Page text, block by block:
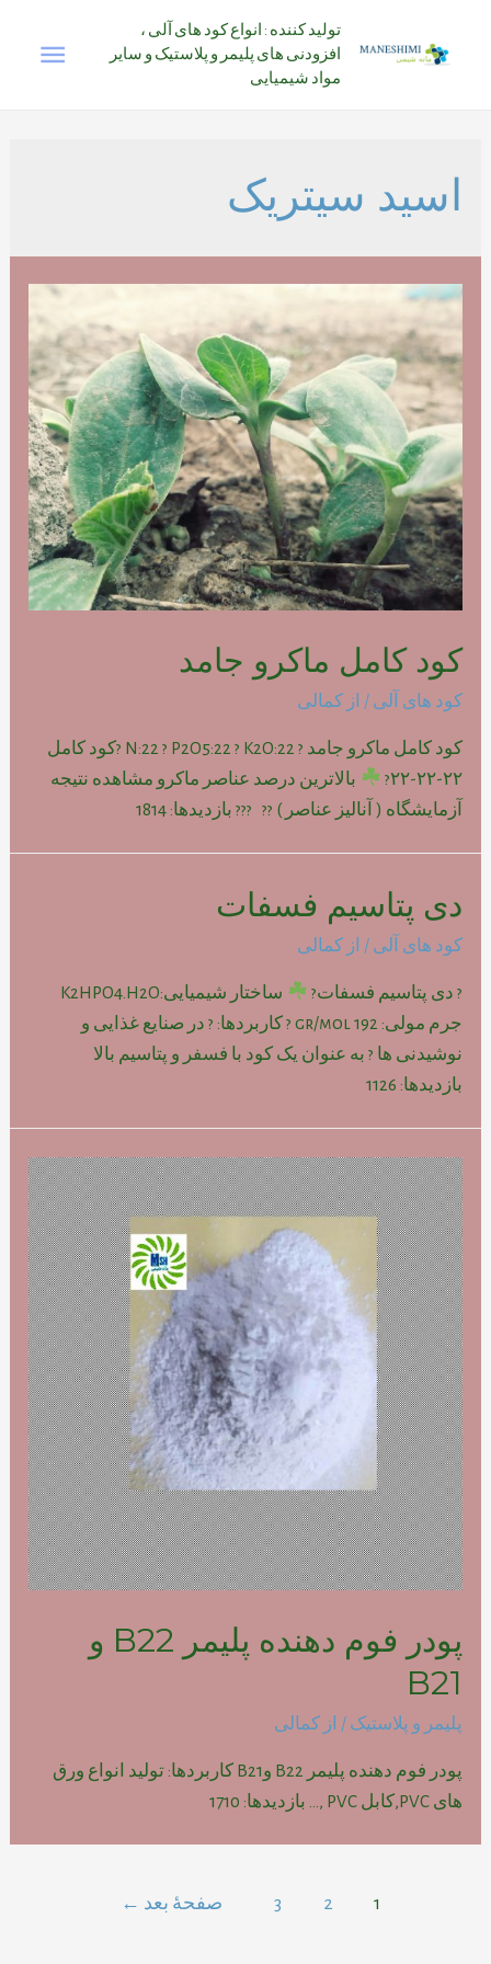
تولید کننده : انواع کود های آلی ،
افزودنی های پلیمر و پلاستیک و سایر
مواد شیمیایی
اسید سیتریک
کود کامل ماکرو جامد
کود های آلی / از کمالی
کود کامل ماکرو جامد ? N:22 ? P2O5:22 ? K2O:22 ?کود کامل
۲۲-۲۲-۲۲?
بالاترین درصد عناصر ماکرو مشاهده نتیجه
آزمایشگاه ( آنالیز عناصر ) ?? ??? بازدیدها: 1814
دی پتاسیم فسفات
کود های آلی / از کمالی
? دی پتاسیم فسفات?
ساختار شیمیایی:K2HPO4.H2O
جرم مولی: gr/mol 192 ? کاربردها: ? در صنایع غذایی و
نوشیدنی ها ? به عنوان یک کود با فسفر و پتاسیم بالا
بازدیدها: 1126
پودر فوم دهنده پلیمر B22 و
B21
پلیمر و پلاستیک / از کمالی
پودر فوم دهنده پلیمر B22 وB21 کاربردها: تولید انواع ورق
های PVC,کابل PVC ,… بازدیدها: 1710
1
2
3 صفحهٔ بعد ←